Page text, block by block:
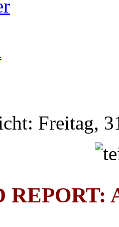
Freitag,
REPORT: